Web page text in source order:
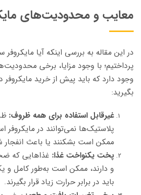
معایب و محدودیت‌های
در این مقاله به بررسی اینکه آیا
پرداختیم؛ با وجود مزایا، برخی
وجود دارد که باید پیش از خرید مایکروفر
بگیرید:
غیرقابل استفاده برای همه ظروف:
پلاستیک‌ها نمی‌توانند در مایکروفر
ممکن است بشکنند یا باعث انفجار
پخت یکنواخت غذا: غذاهایی که
و دارند، ممکن است به‌طور کامل و
باید در برابر حرارت زیاد قرار بگیرند.